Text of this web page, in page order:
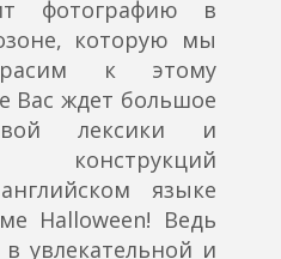
фотографию в
которую мы
к этому
Вас ждет большое
лексики и
конструкций
языке
Halloween! Ведь
увлекательной и